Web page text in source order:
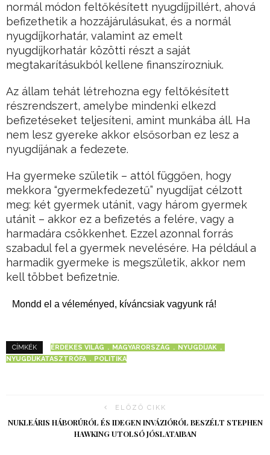
normál módon feltőkésített nyugdíjpillért, ahová
befizethetik a hozzájárulásukat, és a normál
nyugdíjkorhatár, valamint az emelt
nyugdíjkorhatár közötti részt a saját
megtakarításukból kellene finanszírozniuk.
Az állam tehát létrehozna egy feltőkésített
részrendszert, amelybe mindenki elkezd
befizetéseket teljesíteni, amint munkába áll. Ha
nem lesz gyereke akkor elsősorban ez lesz a
nyugdíjának a fedezete.
Ha gyermeke születik – attól függően, hogy
mekkora “gyermekfedezetű” nyugdíjat célzott
meg: két gyermek utánit, vagy három gyermek
utánit – akkor ez a befizetés a felére, vagy a
harmadára csökkenhet. Ezzel azonnal forrás
szabadul fel a gyermek nevelésére. Ha például a
harmadik gyermeke is megszületik, akkor nem
kell többet befizetnie.
Mondd el a véleményed, kíváncsiak vagyunk rá!
CÍMKÉK ÉRDEKES VILÁG MAGYARORSZÁG
NYUGDÍJAK
NYUGDÍJKATASZTRÓFA
POLITIKA
ELŐZŐ CIKK
NUKLEÁRIS HÁBORÚRÓL ÉS IDEGEN INVÁZIÓRÓL BESZÉLT STEPHEN
HAWKING UTOLSÓ JÓSLATAIBAN